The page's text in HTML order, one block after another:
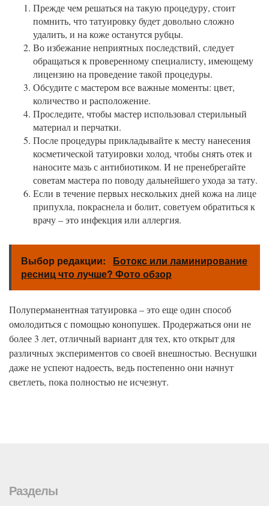
Прежде чем решаться на такую процедуру, стоит
помнить, что татуировку будет довольно сложно
удалить, и на коже останутся рубцы.
Во избежание неприятных последствий, следует
обращаться к проверенному специалисту, имеющему
лицензию на проведение такой процедуры.
Обсудите с мастером все важные моменты: цвет,
количество и расположение.
Проследите, чтобы мастер использовал стерильный
материал и перчатки.
После процедуры прикладывайте к месту нанесения
косметической татуировки холод, чтобы снять отек и
наносите мазь с антибиотиком. И не пренебрегайте
советам мастера по поводу дальнейшего ухода за тату.
Если в течение первых нескольких дней кожа на лице
припухла, покраснела и болит, советуем обратиться к
врачу – это инфекция или аллергия.
Выбор редакции:
Ботокс или ламинирование
ресниц что лучше? Фото обзор
Полуперманентная татуировка – это еще один способ
омолодиться с помощью конопушек. Продержаться они не
более 3 лет, отличный вариант для тех, кто открыт для
различных экспериментов со своей внешностью. Веснушки
даже не успеют надоесть, ведь постепенно они начнут
светлеть, пока полностью не исчезнут.
Разделы